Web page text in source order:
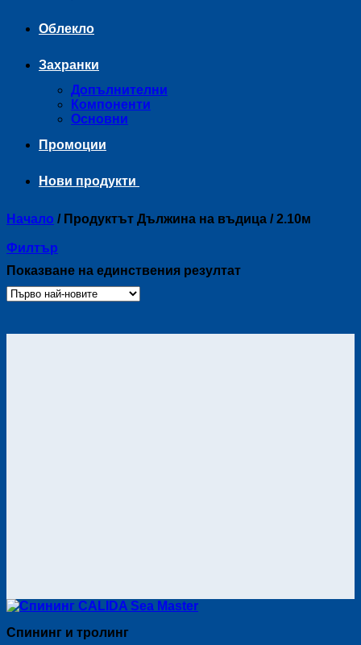
Облекло
Захранки
Допълнителни
Компоненти
Основни
Промоции
Нови продукти
Начало /Продуктът Дължина на въдица /2.10м
Филтър
Показване на единствения резултат
Спининг и тролинг